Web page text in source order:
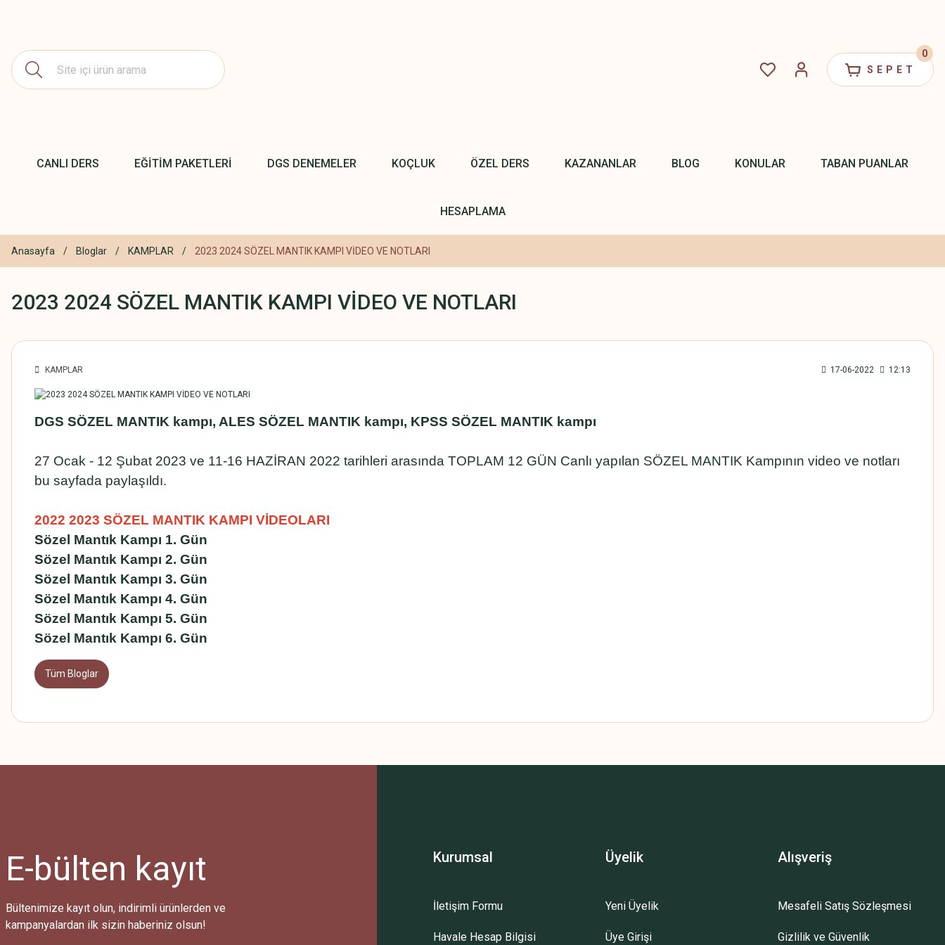
SEPET
0
CANLI DERS EĞİTİM PAKETLERİ DGS DENEMELER KOÇLUK ÖZEL DERS KAZANANLAR BLOG KONULAR TABAN PUANLAR
HESAPLAMA
Anasayfa Bloglar KAMPLAR 2023 2024 SÖZEL MANTIK KAMPI VİDEO VE NOTLARI
2023 2024 SÖZEL MANTIK KAMPI VİDEO VE NOTLARI
KAMPLAR 17-06-2022 12:13
DGS SÖZEL MANTIK kampı, ALES SÖZEL MANTIK kampı, KPSS SÖZEL MANTIK kampı
27 Ocak - 12 Şubat 2023 ve 11-16 HAZİRAN 2022 tarihleri arasında TOPLAM 12 GÜN Canlı yapılan SÖZEL MANTIK Kampının video ve notları
bu sayfada paylaşıldı.
2022 2023 SÖZEL MANTIK KAMPI VİDEOLARI
Sözel Mantık Kampı 1. Gün
Sözel Mantık Kampı 2. Gün
Sözel Mantık Kampı 3. Gün
Sözel Mantık Kampı 4. Gün
Sözel Mantık Kampı 5. Gün
Sözel Mantık Kampı 6. Gün
Tüm Bloglar
E-bülten kayıt
Bültenimize kayıt olun, indirimli ürünlerden ve
kampanyalardan ilk sizin haberiniz olsun!
Kurumsal
İletişim Formu
Havale Hesap Bilgisi
Üyelik
Yeni Üyelik
Üye Girişi
Alışveriş
Mesafeli Satış Sözleşmesi
Gizlilik ve Güvenlik